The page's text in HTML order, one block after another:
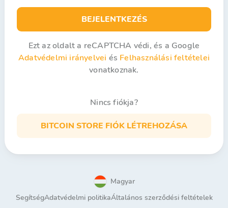
BEJELENTKEZÉS
Ezt az oldalt a reCAPTCHA védi, és a Google
Adatvédelmi irányelvei és Felhasználási feltételei
vonatkoznak.
Nincs fiókja?
BITCOIN STORE FIÓK LÉTREHOZÁSA
Magyar
SegítségAdatvédelmi politikaÁltalános szerződési feltételek